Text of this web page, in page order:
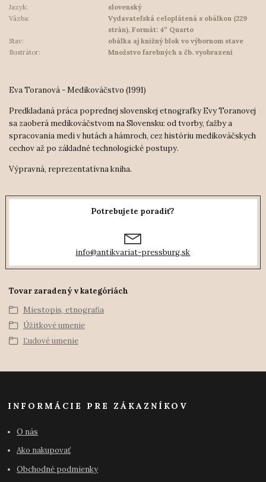
Jazyk:
slovenský
Väzba:
Vydavateľská celoplátená s obálkou (229
strán), Formát: 4° Quarto
Stav:
obálka aj knižný blok vo výbornom stave
Ilustrátor:
Množstvo farebných a čb. vyobrazení
Eva Toranová - Medikováčstvo (1991)
Predkladaná práca poprednej slovenskej etnografky Evy Toranovej
sa zaoberá medikováčstvom na Slovensku: od tvorby, ťažby a
spracovania medi v hutách a hámroch, cez históriu medikováčskych
cechov až po základné technologické postupy.
Výpravná, reprezentatívna kniha.
Potrebujete poradiť?
info@antikvariat-pressburg.sk
Tovar zaradený v kategóriách
Miestopis, etnografia
Úžitkové umenie
Ľudové umenie
INFORMÁCIE PRE ZÁKAZNÍKOV
O nás
Ako nakupovať
Obchodné podmienky